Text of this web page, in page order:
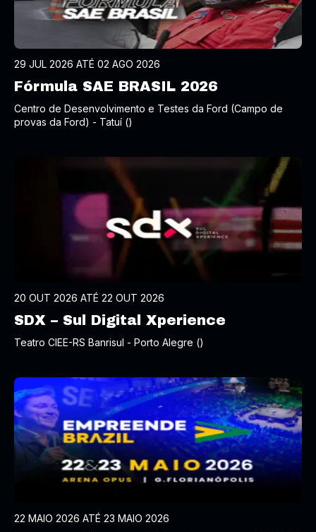
29 JUL 2026 ATÉ 02 AGO 2026
Fórmula SAE BRASIL 2026
Centro de Desenvolvimento e Testes da Ford (Campo de
provas da Ford) - Tatuí ()
20 OUT 2026 ATÉ 22 OUT 2026
SDX – Sul Digital Xperience
Teatro CIEE-RS Banrisul - Porto Alegre ()
22 MAIO 2026 ATÉ 23 MAIO 2026